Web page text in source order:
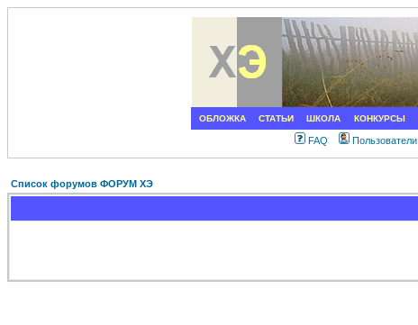
ОБЛОЖКА СТАТЬИ ШКОЛА КОНКУРСЫ
FAQ Пользователи
Список форумов ФОРУМ ХЭ